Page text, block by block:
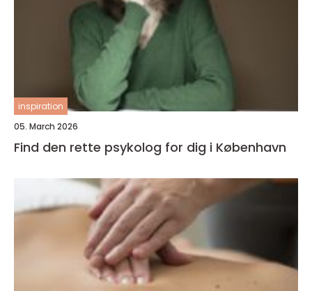
inspiration
05. March 2026
Find den rette psykolog for dig i København